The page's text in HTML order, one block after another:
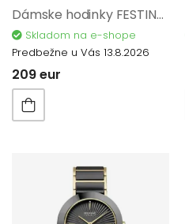
Dámske hodinky FESTINA Ceramic 20723/2
Skladom na e-shope
Predbežne u Vás 13.8.2026
209 eur